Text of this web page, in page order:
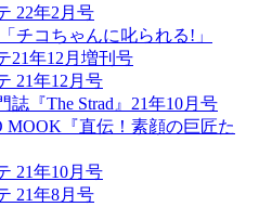
22年2月号
チコちゃんに叱られる!」
21年12月増刊号
21年12月号
誌『The Strad』21年10月号
MOOK『直伝！素顔の巨匠た
21年10月号
21年8月号